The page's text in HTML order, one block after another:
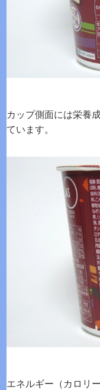
カップ側面には栄養
ています。
エネルギー（カロリ